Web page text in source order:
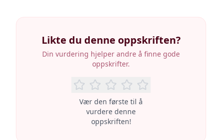
Likte du denne oppskriften?
Din vurdering hjelper andre å finne gode
oppskrifter.
Vær den første til å
vurdere denne
oppskriften!